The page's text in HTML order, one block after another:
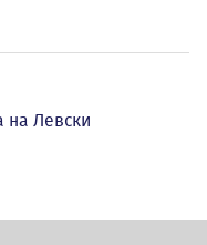
на Левски